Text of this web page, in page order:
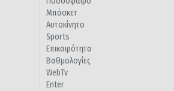
Μπάσκετ
Αυτοκίνητο
Sports
Επικαιρότητα
Βαθμολογίες
WebTv
Enter